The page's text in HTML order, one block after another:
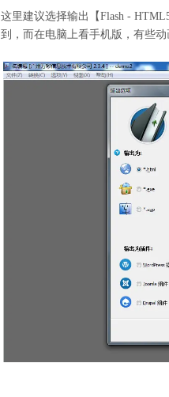
这里建议选择输出【Flash -
到，而在电脑上看手机版，有些动